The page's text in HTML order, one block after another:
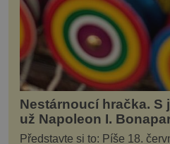
Nestárnoucí hračka. S
už Napoleon I.
Představte si to: Píše 18.